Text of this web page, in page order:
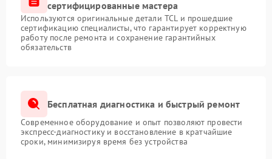
сертифицированные мастера
Используются оригинальные детали TCL и прошедшие
сертификацию специалисты, что гарантирует корректную
работу после ремонта и сохранение гарантийных
обязательств
Бесплатная диагностика и быстрый ремонт
Современное оборудование и опыт позволяют провести
экспресс-диагностику и восстановление в кратчайшие
сроки, минимизируя время без устройства